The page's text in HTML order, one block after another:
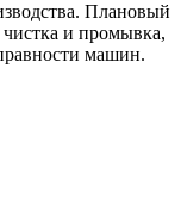
Плановый
чистка и промывка,
машин.